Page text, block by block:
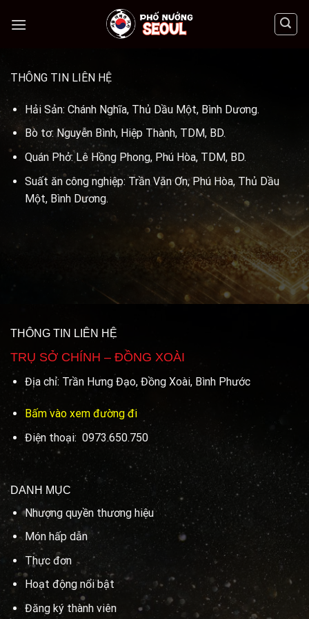
THÔNG TIN LIÊN HỆ
Hải Sản: Chánh Nghĩa, Thủ Dầu Một, Bình Dương.
Bò tơ: Nguyễn Bình, Hiệp Thành, TDM, BD.
Quán Phở: Lê Hồng Phong, Phú Hòa, TDM, BD.
Suất ăn công nghiệp: Trần Văn Ơn, Phú Hòa, Thủ Dầu
Một, Bình Dương.
THÔNG TIN LIÊN HỆ
TRỤ SỞ CHÍNH – ĐỒNG XOÀI
Địa chỉ: Trần Hưng Đạo, Đồng Xoài, Bình Phước
Bấm vào xem đường đi
Điện thoại: 0973.650.750
DANH MỤC
Nhượng quyền thương hiệu
Món hấp dẫn
Thực đơn
Hoạt động nổi bật
Đăng ký thành viên